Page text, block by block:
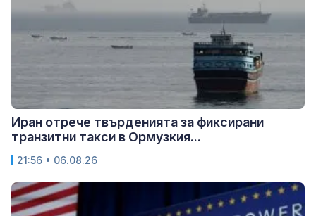
Иран отрече твърденията за фиксирани
транзитни такси в Ормузкия...
21:56 • 06.08.26